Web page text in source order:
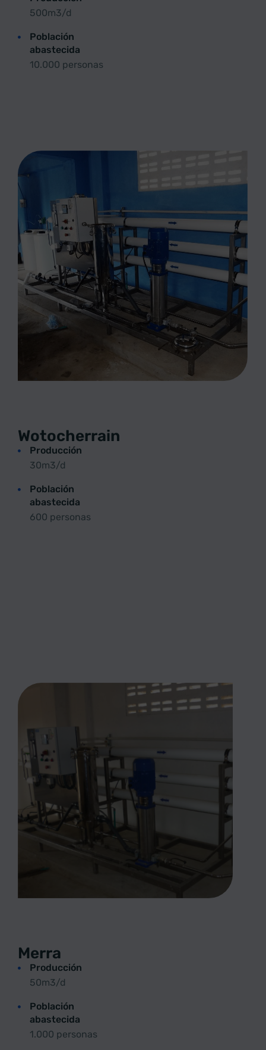
500m3/d
Población
abastecida
10.000 personas
Wotocherrain
Producción
30m3/d
Población
abastecida
600 personas
Merra
Producción
50m3/d
Población
abastecida
1.000 personas